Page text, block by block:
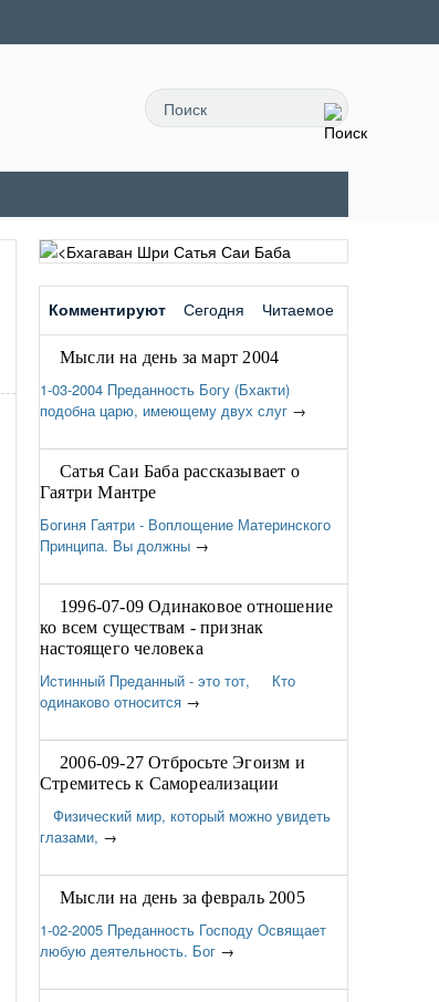
Комментируют Сегодня Читаемое
Мысли на день за март 2004
1-03-2004 Преданность Богу (Бхакти)
подобна царю, имеющему двух слуг →
Сатья Саи Баба рассказывает о
Гаятри Мантре
Богиня Гаятри - Воплощение Материнского
Принципа. Вы должны →
1996-07-09 Одинаковое отношение
ко всем существам - признак
настоящего человека
Истинный Преданный - это тот, Кто
одинаково относится →
2006-09-27 Отбросьте Эгоизм и
Стремитесь к Самореализации
Физический мир, который можно увидеть
глазами, →
Мысли на день за февраль 2005
1-02-2005 Преданность Господу Освящает
любую деятельность. Бог →